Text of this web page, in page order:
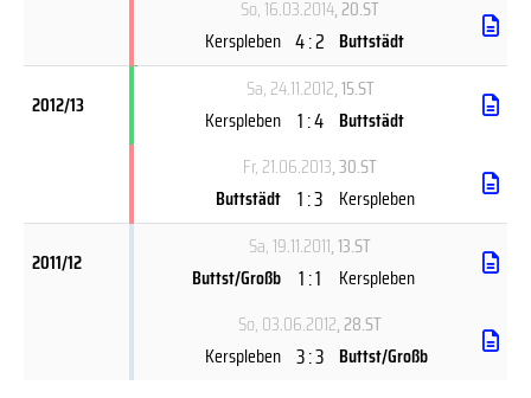
So, 16.03.2014, 20.ST
Kerspleben 4 : 2 Buttstädt
2012/13
Sa, 24.11.2012, 15.ST
Kerspleben 1 : 4 Buttstädt
Fr, 21.06.2013, 30.ST
Buttstädt 1 : 3 Kerspleben
2011/12
Sa, 19.11.2011, 13.ST
Buttst/Großb 1 : 1
Kerspleben
So, 03.06.2012, 28.ST
Kerspleben 3 : 3 Buttst/Großb